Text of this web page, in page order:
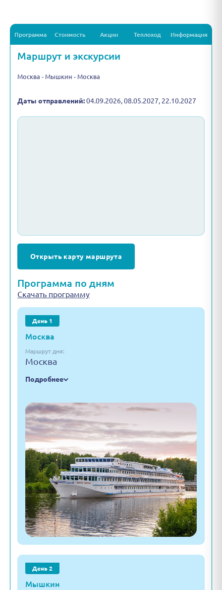
Программа Стоимость Акции Теплоход Информация
Маршрут и экскурсии
Москва - Мышкин - Москва
Даты отправлений:04.09.2026, 08.05.2027, 22.10.2027
Открыть карту маршрута
Программа по дням
Скачать программу
День 1
Москва
Маршрут дня:
Москва
Подробнее
День 2
Мышкин